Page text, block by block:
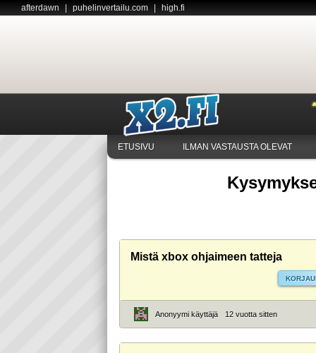
afterdawn puhelinvertailu.com high.fi
ETUSIVU ILMAN VASTAUSTA OLEVAT
Mistä xbox ohjaimeen tatteja
Anonyymi käyttäjä 12 vuotta sitten